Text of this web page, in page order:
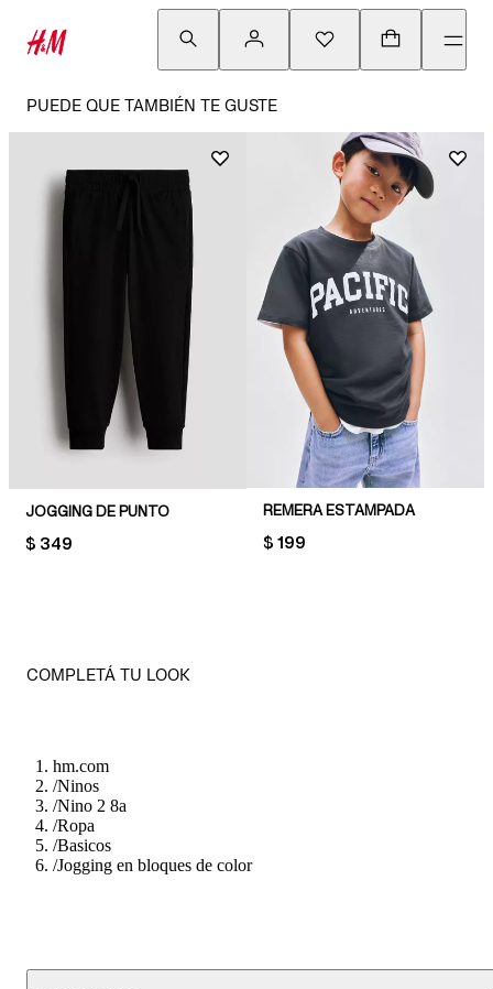
PUEDE QUE TAMBIÉN TE GUSTE
JOGGING DE PUNTO
PRICE:
$ 349
REMERA ESTAMPADA
PRICE:
$ 199
COMPLETÁ TU LOOK
hm.com
/Ninos
/Nino 2 8a
/Ropa
/Basicos
/Jogging en bloques de color